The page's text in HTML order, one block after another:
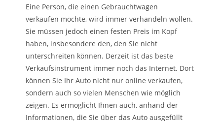
Eine Person, die einen Gebrauchtwagen
verkaufen möchte, wird immer verhandeln wollen.
Sie müssen jedoch einen festen Preis im Kopf
haben, insbesondere den, den Sie nicht
unterschreiten können. Derzeit ist das beste
Verkaufsinstrument immer noch das Internet. Dort
können Sie Ihr Auto nicht nur online verkaufen,
sondern auch so vielen Menschen wie möglich
zeigen. Es ermöglicht Ihnen auch, anhand der
Informationen, die Sie über das Auto ausgefüllt